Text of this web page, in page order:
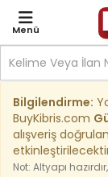
Menü
Kıbrıs
Bilgilendirme:
BuyKibris.com
alışveriş
Not: Altyapı